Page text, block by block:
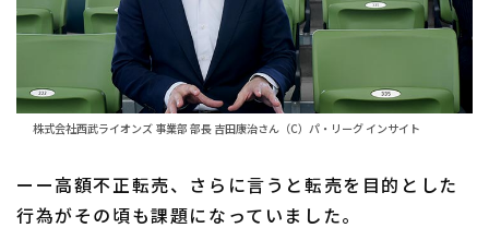
株式会社西武ライオンズ 事業部 部長 吉田康治さん（C）パ・リーグ インサイト
ーー高額不正転売、さらに言うと転売を目的とした
行為がその頃も課題になっていました。